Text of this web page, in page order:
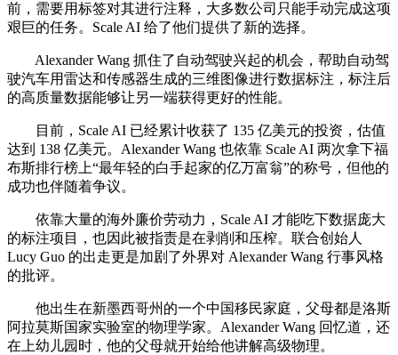
前，需要用标签对其进行注释，大多数公司只能手动完成这项
艰巨的任务。Scale AI 给了他们提供了新的选择。
Alexander Wang 抓住了自动驾驶兴起的机会，帮助自动驾
驶汽车用雷达和传感器生成的三维图像进行数据标注，标注后
的高质量数据能够让另一端获得更好的性能。
目前，Scale AI 已经累计收获了 135 亿美元的投资，估值
达到 138 亿美元。Alexander Wang 也依靠 Scale AI 两次拿下福
布斯排行榜上“最年轻的白手起家的亿万富翁”的称号，但他的
成功也伴随着争议。
依靠大量的海外廉价劳动力，Scale AI 才能吃下数据庞大
的标注项目，也因此被指责是在剥削和压榨。联合创始人
Lucy Guo 的出走更是加剧了外界对 Alexander Wang 行事风格
的批评。
他出生在新墨西哥州的一个中国移民家庭，父母都是洛斯
阿拉莫斯国家实验室的物理学家。Alexander Wang 回忆道，还
在上幼儿园时，他的父母就开始给他讲解高级物理。